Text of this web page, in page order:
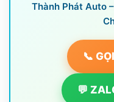
Thành Phát Auto
📞
💬